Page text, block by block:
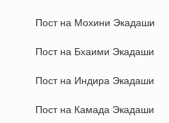
Пост на Мохини Экадаши
Пост на Бхаими Экадаши
Пост на Индира Экадаши
Пост на Камада Экадаши